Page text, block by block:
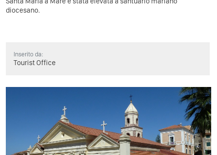
diocesano.
Inserito da:
Tourist Office